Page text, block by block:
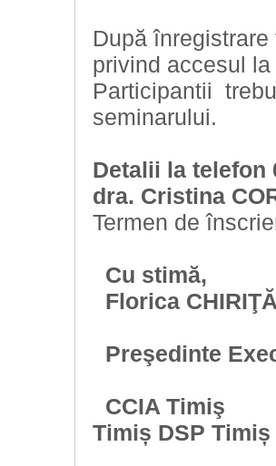
După
privind accesul
Participantii
seminarului.
Detalii la telefon
dra. Cristina
Termen de
Cu stimă,
Florica
CCIA
Timiș